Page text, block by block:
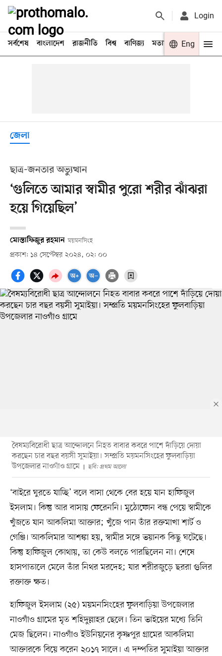
Login
সর্বশেষ বাংলাদেশ রাজনীতি বিশ্ব বাণিজ্য মতামত খেলা
Eng
জেলা
ছাত্র-জনতার অভ্যুত্থান
‘গুলিতে আমার স্বামীর পুরো শরীর ঝাঁঝরা
হয়ে গিয়েছিল’
মোস্তাফিজুর রহমান ময়মনসিংহ
প্রকাশ: ১৪ সেপ্টেম্বর ২০২৪, ০২: ০০
বৈষম্যবিরোধী ছাত্র আন্দোলনে নিহত বাবার কবরে পাশে দাঁড়িয়ে দোয়া
করছেন চার বছর বয়সী সুমাইয়া। সম্প্রতি ময়মনসিংহের ফুলবাড়িয়া
উপজেলার নাওগাঁও গ্রামে
ছবি: প্রথম আলো
‘বাইরে ঘুরতে যাচ্ছি’ বলে বাসা থেকে বের হয়ে যান হাফিজুল
ইসলাম। কিন্তু আর বাসায় ফেরেননি। মুঠোফোন বন্ধ পেয়ে স্বামীকে
খুঁজতে যান আকলিমা আক্তার; খুঁজে পান তাঁর রক্তমাখা শার্ট ও
গেঞ্জি। আকলিমার আশঙ্কা হয়, স্বামীর সঙ্গে ভয়ানক কিছু ঘটেছে।
কিন্তু হাফিজুল কোথায়, তা কেউ বলতে পারছিলেন না। শেষে
হাসপাতালে মেলে তাঁর নিথর মরদেহ; যার শরীরজুড়ে ছররা গুলির
রক্তাক্ত ক্ষত।
হাফিজুল ইসলাম (২৫) ময়মনসিংহের ফুলবাড়িয়া উপজেলার
নাওগাঁও গ্রামের মৃত শহিদুল্লাহর ছেলে। তিন ভাইয়ের মধ্যে তিনি
মেজ ছিলেন। নাওগাঁও ইউনিয়নের কৃষ্ণপুর গ্রামের আকলিমা
আক্তারকে বিয়ে করেন ২০১৭ সালে। এ দম্পতির সুমাইয়া আক্তার